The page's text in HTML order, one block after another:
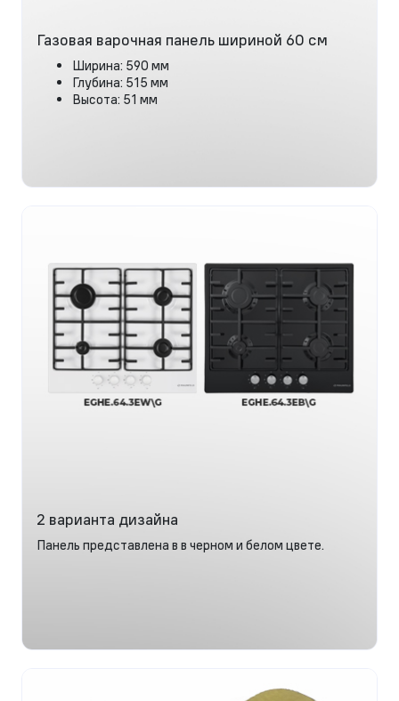
Газовая варочная панель шириной 60 см
Ширина: 590 мм
Глубина: 515 мм
Высота: 51 мм
2 варианта дизайна
Панель представлена в в черном и белом цвете.